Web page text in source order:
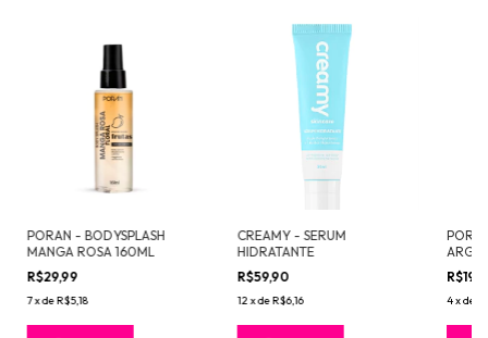
PORAN - BODYSPLASH
MANGA ROSA 160ML
R$29,99
7xdeR$5,18
CREAMY - SERUM
HIDRATANTE
R$59,90
12xdeR$6,16 4xde